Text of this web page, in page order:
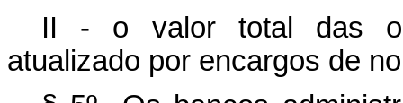
II - o valor total das
atualizado por encargos de